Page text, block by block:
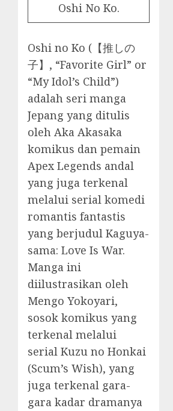
Oshi No Ko.
Oshi no Ko (【推しの
子】, “Favorite Girl” or
“My Idol’s Child”)
adalah seri manga
Jepang yang ditulis
oleh Aka Akasaka
komikus dan pemain
Apex Legends andal
yang juga terkenal
melalui serial komedi
romantis fantastis
yang berjudul Kaguya-
sama: Love Is War.
Manga ini
diilustrasikan oleh
Mengo Yokoyari,
sosok komikus yang
terkenal melalui
serial Kuzu no Honkai
(Scum’s Wish), yang
juga terkenal gara-
gara kadar dramanya